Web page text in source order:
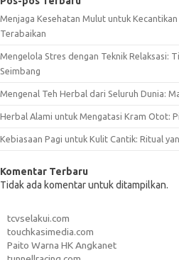
Menjaga Kesehatan Mulut untuk
Terabaikan
Mengelola Stres dengan Teknik Relaksasi:
Seimbang
Mengenal Teh Herbal dari Seluruh Dunia:
Herbal Alami untuk Mengatasi Kram Otot:
Kebiasaan Pagi untuk Kulit Cantik: Ritual
Komentar Terbaru
Tidak ada komentar untuk ditampilkan.
tcvselakui.com
touchkasimedia.com
Paito Warna HK Angkanet